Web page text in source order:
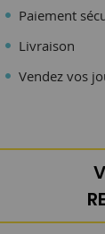
Paiement
Livraison
Vendez vos